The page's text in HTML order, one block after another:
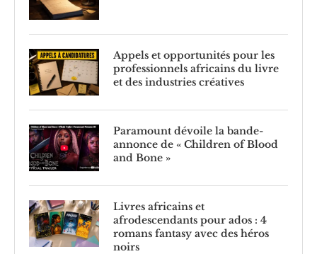
Appels et opportunités pour les
professionnels africains du livre
et des industries créatives
Paramount dévoile la bande-
annonce de « Children of Blood
and Bone »
Livres africains et
afrodescendants pour ados : 4
romans fantasy avec des héros
noirs